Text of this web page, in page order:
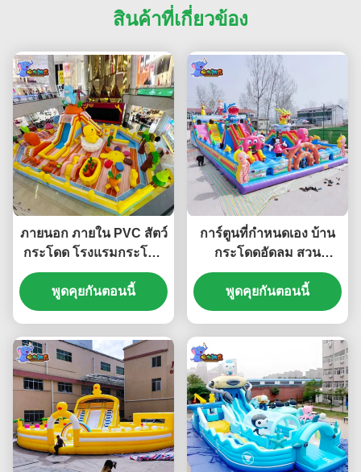
สินค้าที่เกี่ยวข้อง
ภายนอก ภายใน PVC สัตว์
กระโดด โรงแรมกระโดด
อัดอัดที่มีสไลด์
พูดคุยกันตอนนี้
การ์ตูนที่กําหนดเอง บ้าน
กระโดดอัดลม สวน
ปราสาทกระโดดสําหรับ
เด็ก
พูดคุยกันตอนนี้